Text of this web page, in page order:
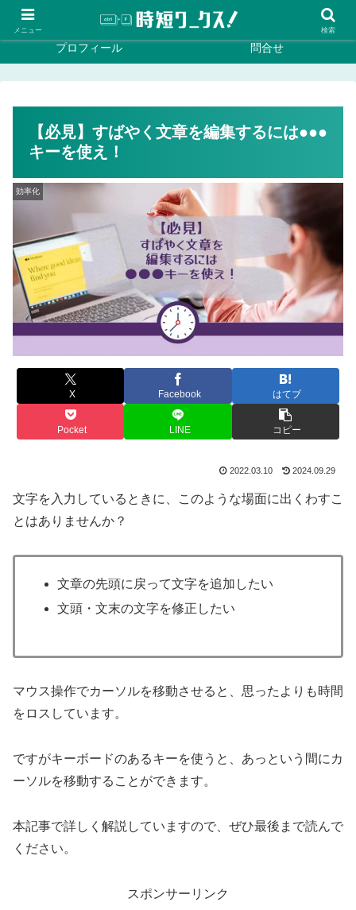
ホーム
プロフィール 問合せ
【必見】すばやく文章を編集するには●●●
キーを使え！
効率化
X Facebook はてブ
Pocket LINE コピー
2022.03.10 2024.09.29
文字を入力しているときに、このような場面に出くわすこ
とはありませんか？
文章の先頭に戻って文字を追加したい
文頭・文末の文字を修正したい
マウス操作でカーソルを移動させると、思ったよりも時間
をロスしています。
ですがキーボードのあるキーを使うと、あっという間にカ
ーソルを移動することができます。
本記事で詳しく解説していますので、ぜひ最後まで読んで
ください。
スポンサーリンク
メニュー 検索